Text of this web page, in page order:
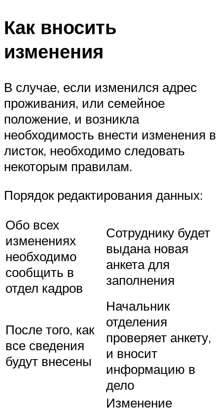
Как вносить
изменения
В случае, если изменился адрес
проживания, или семейное
положение, и возникла
необходимость внести изменения в
листок, необходимо следовать
некоторым правилам.
Порядок редактирования данных:
Обо всех
изменениях
необходимо
сообщить в
отдел кадров
Сотруднику будет
выдана новая
анкета для
заполнения
После того, как
все сведения
будут внесены
Начальник
отделения
проверяет анкету,
и вносит
информацию в
дело
Изменение